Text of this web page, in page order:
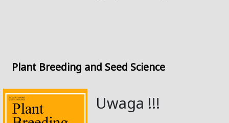
Plant Breeding and Seed Science
Uwaga !!!